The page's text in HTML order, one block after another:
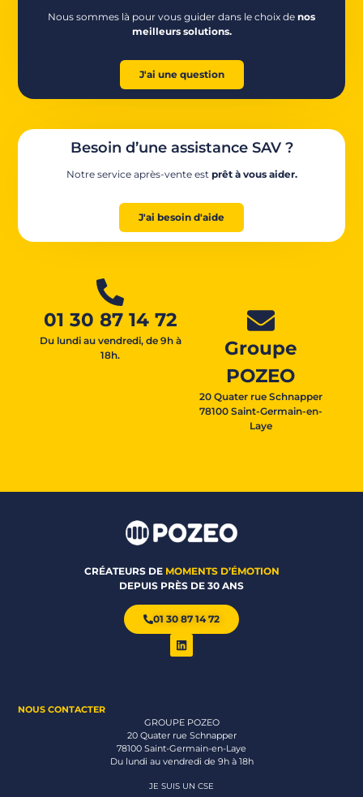
Nous sommes là pour vous guider dans le choix de nos
meilleurs solutions.
J'ai une question
Besoin d’une assistance SAV ?
Notre service après-vente est prêt à vous aider.
J'ai besoin d'aide
01 30 87 14 72
Du lundi au vendredi, de 9h à
18h.
Groupe
POZEO
20 Quater rue Schnapper
78100 Saint-Germain-en-
Laye
CRÉATEURS DE MOMENTS D’ÉMOTION
DEPUIS PRÈS DE 30 ANS
01 30 87 14 72
NOUS CONTACTER
GROUPE POZEO
20 Quater rue Schnapper
78100 Saint-Germain-en-Laye
Du lundi au vendredi de 9h à 18h
JE SUIS UN CSE